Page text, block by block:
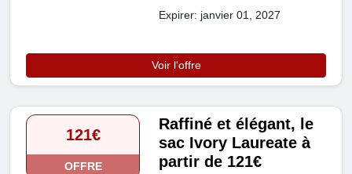
Expirer: janvier 01, 2027
Voir l'offre
121€
OFFRE
Raffiné et élégant, le
sac Ivory Laureate à
partir de 121€